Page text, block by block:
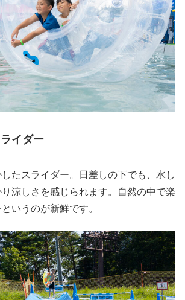
イダー
たスライダー。日差しの下でも、水し
涼しさを感じられます。自然の中で楽
いうのが新鮮です。